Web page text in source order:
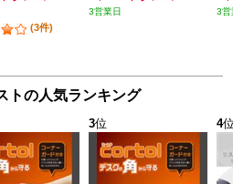
(3件)
3営業日
3営
トの人気ランキング
3位 4